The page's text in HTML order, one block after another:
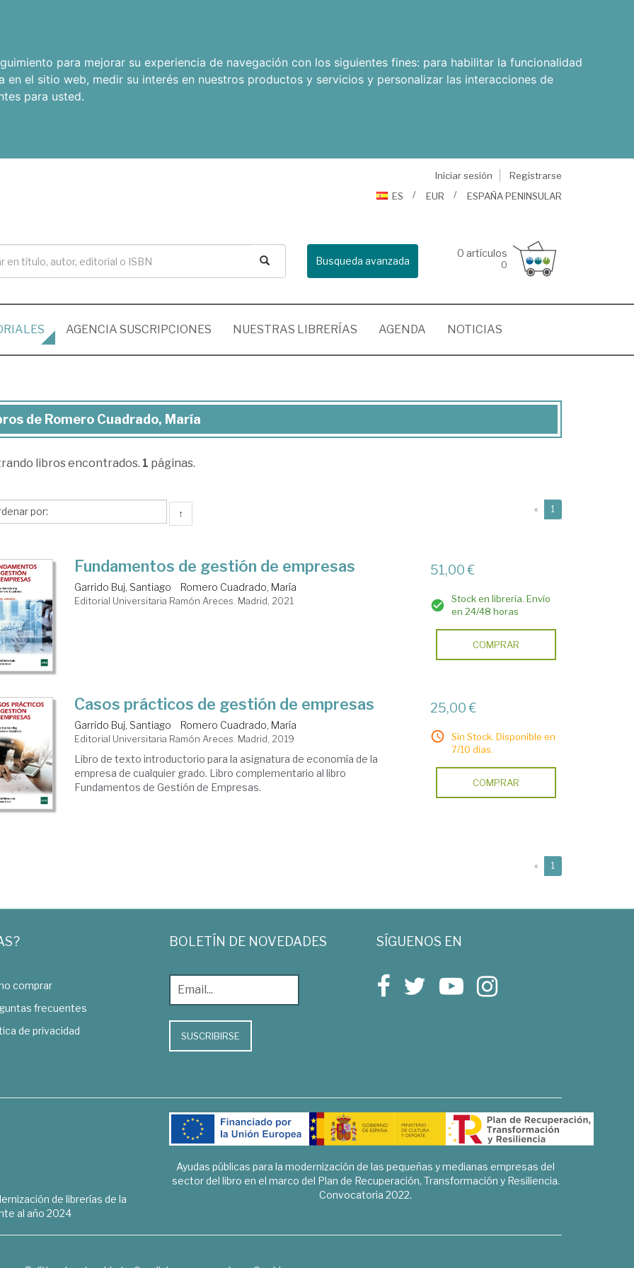
para mejorar su experiencia de navegación con los siguientes fines: para habilitar la funcionalidad
en el sitio web, medir su interés en nuestros productos y servicios y personalizar las interacciones de
para usted.
Iniciar sesión
Registrarse
ES
EUR ESPAÑA PENINSULAR
Busqueda avanzada
0 artículos
0
AGENCIA SUSCRIPCIONES NUESTRAS LIBRERÍAS AGENDA NOTICIAS
de Romero Cuadrado, María
libros encontrados. 1 páginas.
↑ « 1
Fundamentos de gestión de empresas
Garrido Buj, Santiago Romero Cuadrado, María
Editorial Universitaria Ramón Areces. Madrid, 2021
51,00 €
Stock en librería. Envío
en 24/48 horas
COMPRAR
Casos prácticos de gestión de empresas
Garrido Buj, Santiago Romero Cuadrado, María
Editorial Universitaria Ramón Areces. Madrid, 2019
Libro de texto introductorio para la asignatura de economía de la
empresa de cualquier grado. Libro complementario al libro
Fundamentos de Gestión de Empresas.
25,00 €
Sin Stock. Disponible en
7/10 días.
COMPRAR
« 1
comprar
frecuentes
de privacidad
BOLETÍN DE NOVEDADES
SUSCRIBIRSE
SÍGUENOS EN
de librerías de la
al año 2024
Ayudas públicas para la modernización de las pequeñas y medianas empresas del
sector del libro en el marco del Plan de Recuperación, Transformación y Resiliencia.
Convocatoria 2022.